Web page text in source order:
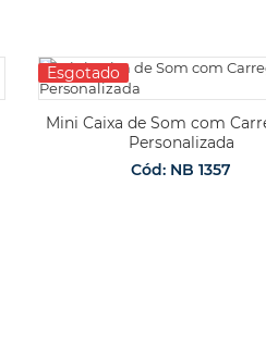
Esgotado
Mini Caixa de Som com
Personalizada
Cód: NB 1357